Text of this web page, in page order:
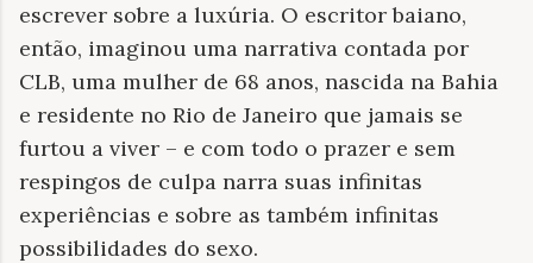
escrever sobre a luxúria. O escritor baiano,
então, imaginou uma narrativa contada por
CLB, uma mulher de 68 anos, nascida na Bahia
e residente no Rio de Janeiro que jamais se
furtou a viver – e com todo o prazer e sem
respingos de culpa narra suas infinitas
experiências e sobre as também infinitas
possibilidades do sexo.